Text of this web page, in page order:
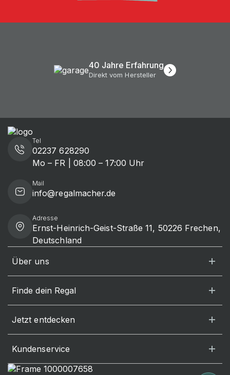
40 Jahre Erfahrung
Direkt vom Hersteller
Tel
02237 628290
Mo – FR | 08:00 – 17:00 Uhr
Mail
info@regalmacher.de
Adresse
Ernst-Heinrich-Geist-Straße 11, 50226 Frechen,
Deutschland
Über uns
Finde dein Regal
Jetzt entdecken
Kundenservice